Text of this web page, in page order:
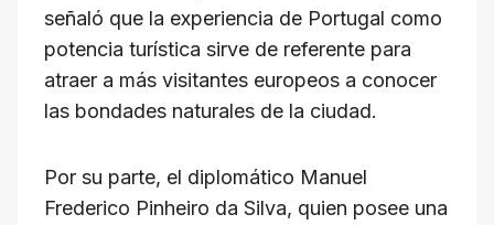
señaló que la experiencia de Portugal como
potencia turística sirve de referente para
atraer a más visitantes europeos a conocer
las bondades naturales de la ciudad.
Por su parte, el diplomático Manuel
Frederico Pinheiro da Silva, quien posee una